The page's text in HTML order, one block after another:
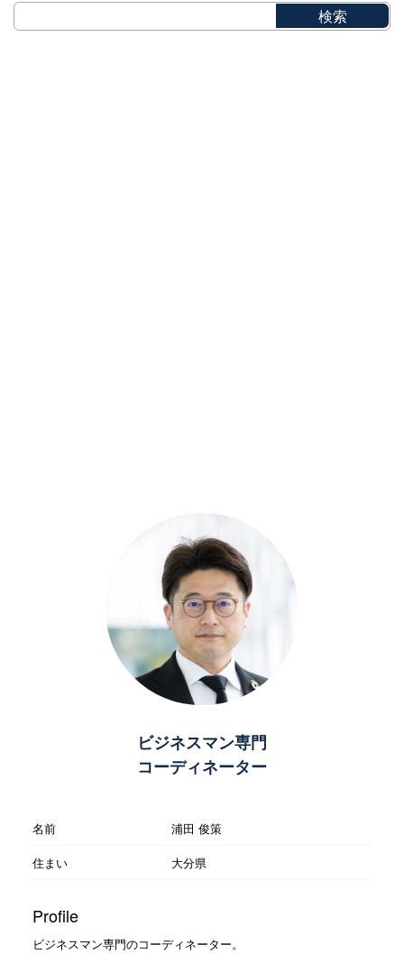
ビジネスマン専門
コーディネーター
名前
浦田 俊策
住まい
大分県
Profile
ビジネスマン専門のコーディネーター。